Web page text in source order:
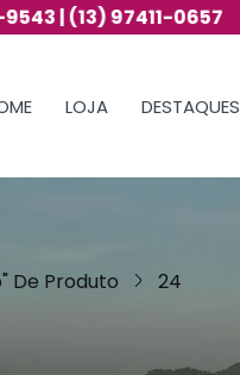
97411-0657
LOJA DESTAQUES
De Produto 24